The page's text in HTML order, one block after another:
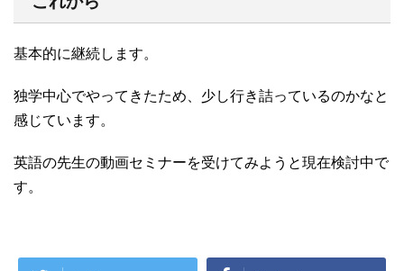
基本的に継続します。
独学中心でやってきたため、少し行き詰っているのかなと
感じています。
英語の先生の動画セミナーを受けてみようと現在検討中で
す。